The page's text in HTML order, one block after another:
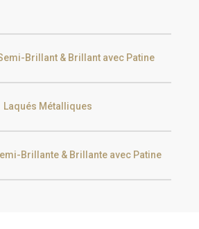
Brillant & Brillant avec Patine
Laqués Métalliques
Brillante & Brillante avec Patine